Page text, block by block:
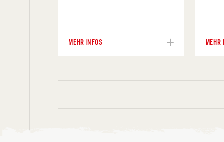
MEHR INFOS MEHR